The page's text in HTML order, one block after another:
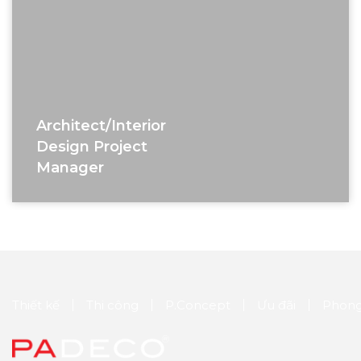
Architect/interior
Design Project
Manager